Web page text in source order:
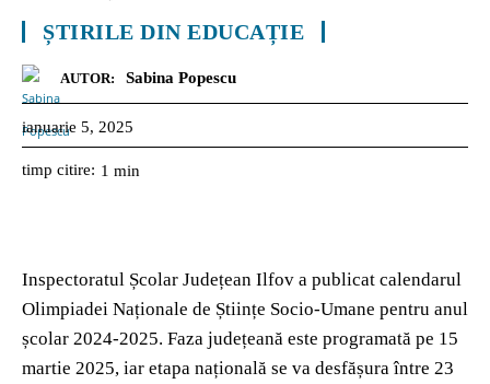
ȘTIRILE DIN EDUCAȚIE
AUTOR: Sabina Popescu
ianuarie 5, 2025
timp citire: 1 min
Inspectoratul Școlar Județean Ilfov a publicat calendarul
Olimpiadei Naționale de Științe Socio-Umane pentru anul
școlar 2024-2025. Faza județeană este programată pe 15
martie 2025, iar etapa națională se va desfășura între 23